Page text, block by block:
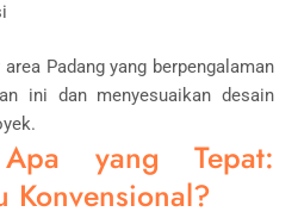
Padang yang berpengalaman
ini dan menyesuaikan desain
yang Tepat:
Konvensional?